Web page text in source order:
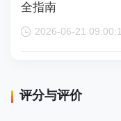
全指南
2026-06-21
评分与评价